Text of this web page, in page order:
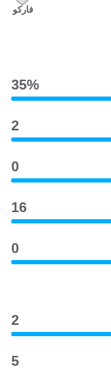
فاركو
35‎%‎
2
0
16
0
2
5